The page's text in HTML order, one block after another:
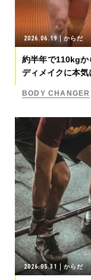
2026.06.19 からだ
約半年で110kgか
ディメイクに本
BODY CHANGER
2026.05.31 からだ